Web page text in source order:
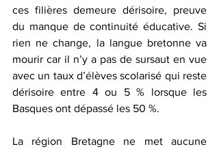
ces filières demeure dérisoire, preuve
du manque de continuité éducative. Si
rien ne change, la langue bretonne va
mourir car il n’y a pas de sursaut en vue
avec un taux d’élèves scolarisé qui reste
dérisoire entre 4 ou 5 % lorsque les
Basques ont dépassé les 50 %.
La région Bretagne ne met aucune